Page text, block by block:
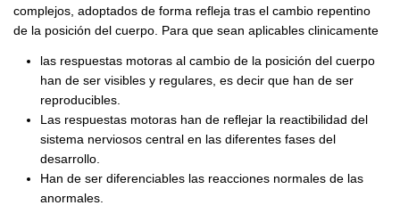
complejos, adoptados de forma refleja tras el cambio repentino
de la posición del cuerpo. Para que sean aplicables clinicamente
las respuestas motoras al cambio de la posición del cuerpo
han de ser visibles y regulares, es decir que han de ser
reproducibles.
Las respuestas motoras han de reflejar la reactibilidad del
sistema nerviosos central en las diferentes fases del
desarrollo.
Han de ser diferenciables las reacciones normales de las
anormales.